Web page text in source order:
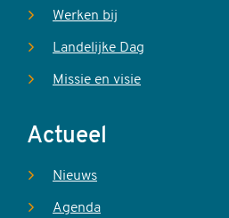
Werken bij
Landelijke Dag
Missie en visie
Actueel
Nieuws
Agenda